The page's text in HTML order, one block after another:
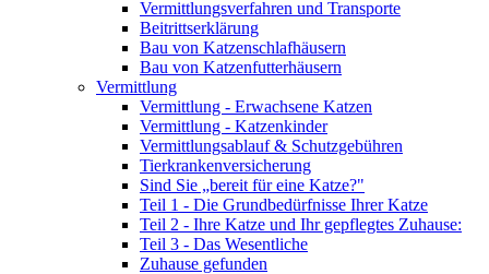
Vermittlungsverfahren und Transporte
Beitrittserklärung
Bau von Katzenschlafhäusern
Bau von Katzenfutterhäusern
Vermittlung
Vermittlung - Erwachsene Katzen
Vermittlung - Katzenkinder
Vermittlungsablauf & Schutzgebühren
Tierkrankenversicherung
Sind Sie „bereit für eine Katze?"
Teil 1 - Die Grundbedürfnisse Ihrer Katze
Teil 2 - Ihre Katze und Ihr gepflegtes Zuhause:
Teil 3 - Das Wesentliche
Zuhause gefunden